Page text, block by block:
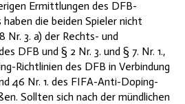
Ermittlungen des DFB-
die beiden Spieler nicht
Nr. 3. a) der Rechts- und
DFB und § 2 Nr. 3. und § 7. Nr. 1.,
Richtlinien des DFB in Verbindung
46 Nr. 1. des FIFA-Anti-Doping-
Sollten sich nach der mündlichen